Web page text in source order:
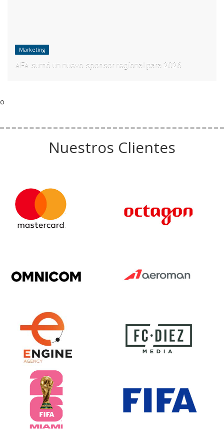
Marketíng
AFA sumó un nuevo sponsor regional para 2026
o
Nuestros Clientes